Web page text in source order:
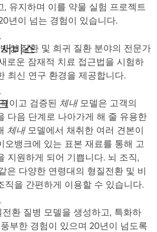
, 유지하며 이를 약물 실험 프로젝트
년이 넘는 경험이 있습니다.
비스
성 질환 및 희귀 질환 분야의 전문가
로운 잠재적 치료 접근법을 시험하
최신 연구 환경을 제공합니다.
이고 검증된 체내모델은 고객의
다음 단계로 나아가게 해 줄 유용한
체내모델에서 채취한 여러 견본이
오뱅크에 있는 표본 재료를 통해 고
지원하게 되어 기쁩니다. 뇌 조직,
은 다양한 연령대의 형질전환 및 비
직을 간편하게 이용할 수 있습니다.
환 질병 모델을 생성하고, 특화하
부한 경험이 있으며 20년이 넘도록